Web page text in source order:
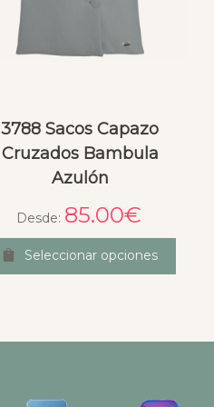
3788 Sacos Capazo
Cruzados Bambula
Azulón
Desde: 85.00€
Seleccionar opciones